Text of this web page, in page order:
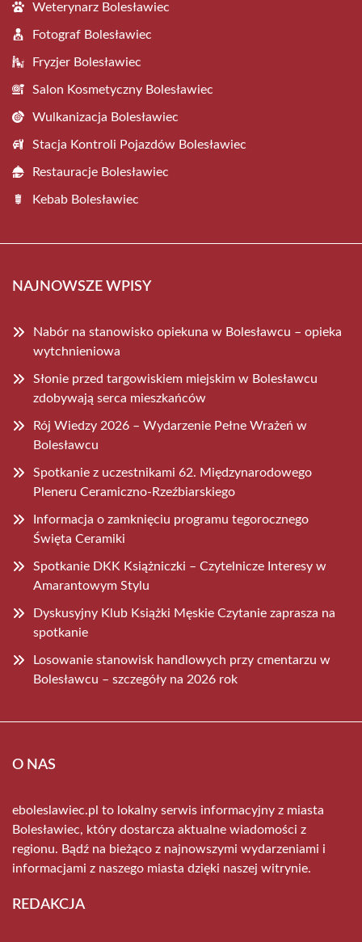
Weterynarz Bolesławiec
Fotograf Bolesławiec
Fryzjer Bolesławiec
Salon Kosmetyczny Bolesławiec
Wulkanizacja Bolesławiec
Stacja Kontroli Pojazdów Bolesławiec
Restauracje Bolesławiec
Kebab Bolesławiec
NAJNOWSZE WPISY
Nabór na stanowisko opiekuna w Bolesławcu – opieka
wytchnieniowa
Słonie przed targowiskiem miejskim w Bolesławcu
zdobywają serca mieszkańców
Rój Wiedzy 2026 – Wydarzenie Pełne Wrażeń w
Bolesławcu
Spotkanie z uczestnikami 62. Międzynarodowego
Pleneru Ceramiczno-Rzeźbiarskiego
Informacja o zamknięciu programu tegorocznego
Święta Ceramiki
Spotkanie DKK Książniczki – Czytelnicze Interesy w
Amarantowym Stylu
Dyskusyjny Klub Książki Męskie Czytanie zaprasza na
spotkanie
Losowanie stanowisk handlowych przy cmentarzu w
Bolesławcu – szczegóły na 2026 rok
O NAS
eboleslawiec.pl to lokalny serwis informacyjny z miasta
Bolesławiec, który dostarcza aktualne wiadomości z
regionu. Bądź na bieżąco z najnowszymi wydarzeniami i
informacjami z naszego miasta dzięki naszej witrynie.
REDAKCJA